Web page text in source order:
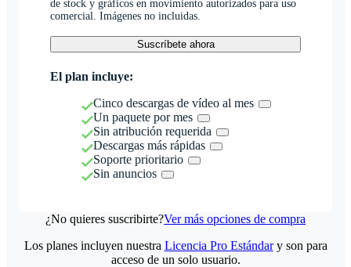
de stock y gráficos en movimiento autorizados para uso
comercial. Imágenes no incluidas.
Suscríbete ahora
El plan incluye:
Cinco descargas de vídeo al mes
Un paquete por mes
Sin atribución requerida
Descargas más rápidas
Soporte prioritario
Sin anuncios
¿No quieres suscribirte?Ver más opciones de compra
Los planes incluyen nuestra Licencia Pro Estándary son para
acceso de un solo usuario.